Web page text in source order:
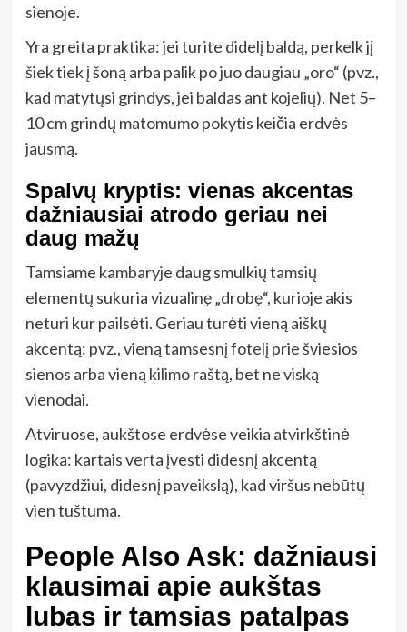
sienoje.
Yra greita praktika: jei turite didelį baldą, perkelk jį
šiek tiek į šoną arba palik po juo daugiau „oro“ (pvz.,
kad matytųsi grindys, jei baldas ant kojelių). Net 5–
10 cm grindų matomumo pokytis keičia erdvės
jausmą.
Spalvų kryptis: vienas akcentas
dažniausiai atrodo geriau nei
daug mažų
Tamsiame kambaryje daug smulkių tamsių
elementų sukuria vizualinę „drobę“, kurioje akis
neturi kur pailsėti. Geriau turėti vieną aiškų
akcentą: pvz., vieną tamsesnį fotelį prie šviesios
sienos arba vieną kilimo raštą, bet ne viską
vienodai.
Atviruose, aukštose erdvėse veikia atvirkštinė
logika: kartais verta įvesti didesnį akcentą
(pavyzdžiui, didesnį paveikslą), kad viršus nebūtų
vien tuštuma.
People Also Ask: dažniausi
klausimai apie aukštas
lubas ir tamsias patalpas